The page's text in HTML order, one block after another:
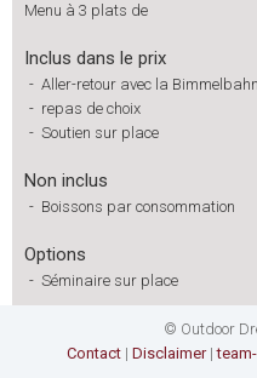
Menu à 3 plats de
Inclus dans le prix
- Aller-retour avec la Bimmelbahn
- repas de choix
- Soutien sur place
Non inclus
- Boissons par consommation
Options
- Séminaire sur place
© Outdoor
Contact | Disclaimer|